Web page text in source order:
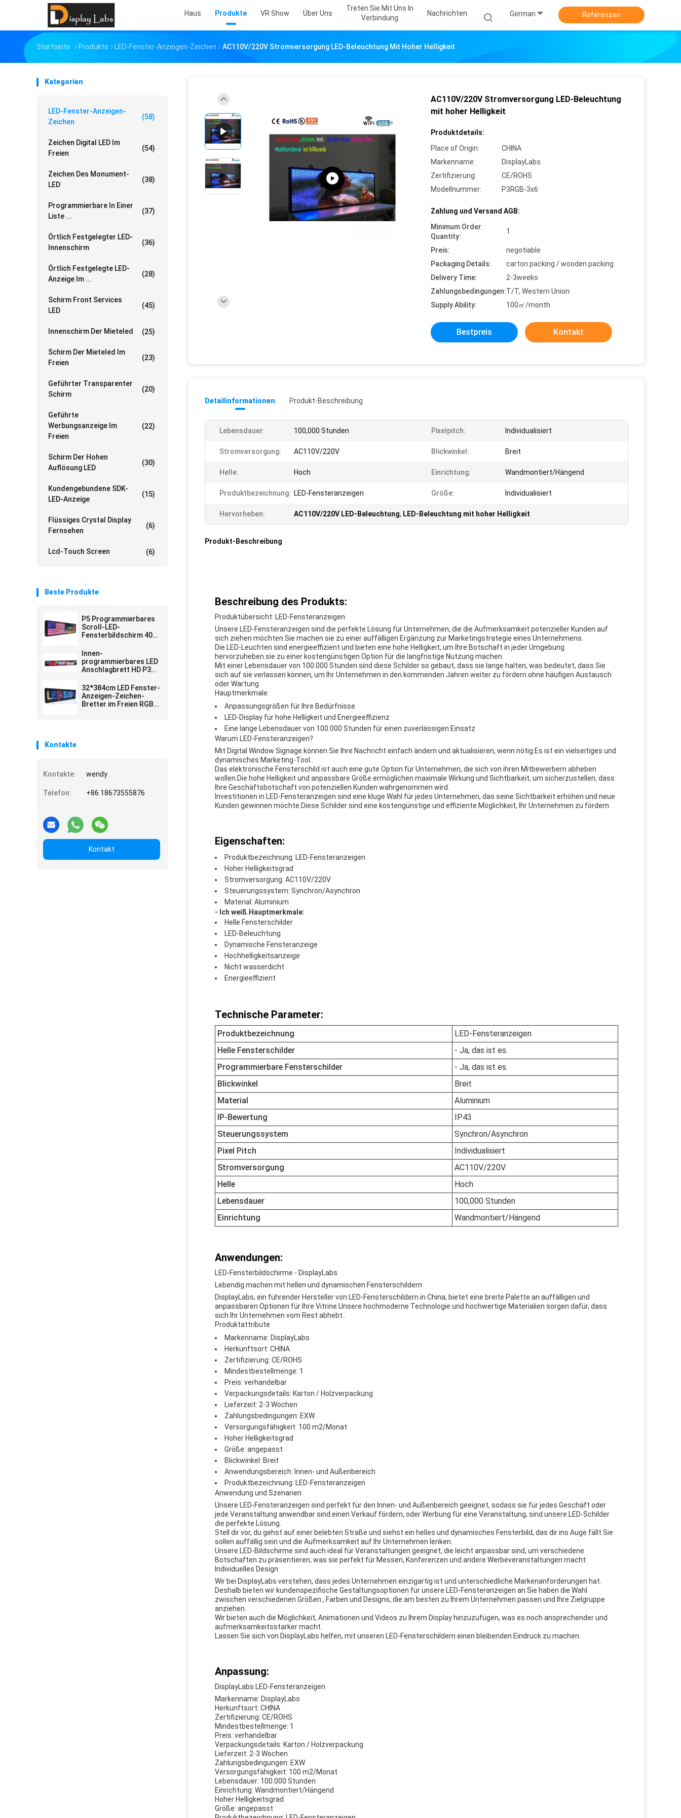
Haus Produkte VR Show Über Uns
Treten Sie Mit Uns In
Verbindung
Nachrichten German Referenzen
Startseite Produkte LED-Fenster-Anzeigen-Zeichen AC110V/220V Stromversorgung LED-Beleuchtung Mit Hoher Helligkeit
Kategorien
LED-Fenster-Anzeigen-
Zeichen
(58)
Zeichen Digital LED Im
Freien
(54)
Zeichen Des Monument-
LED
(38)
Programmierbare In Einer
Liste ...
(37)
Örtlich Festgelegter LED-
Innenschirm
(36)
Örtlich Festgelegte LED-
Anzeige Im ...
(28)
Schirm Front Services
LED
(45)
Innenschirm Der Mieteled (25)
Schirm Der Mieteled Im
Freien
(23)
Geführter Transparenter
Schirm
(20)
Geführte
Werbungsanzeige Im
Freien
(22)
Schirm Der Hohen
Auflösung LED
(30)
Kundengebundene SDK-
LED-Anzeige
(15)
Flüssiges Crystal Display
Fernsehen
(6)
Lcd-Touch Screen (6)
Beste Produkte
P5 Programmierbares
Scroll-LED-
Fensterbildschirm 40*8
Innen-
programmierbares LED
Anschlagbrett HD P3
32*384cm LED Fenster-
Anzeigen-Zeichen-
Bretter im Freien RGB
Kontakte
Kontakte: wendy
Telefon: +86 18673555876
Kontakt
AC110V/220V Stromversorgung LED-Beleuchtung
mit hoher Helligkeit
Produktdetails:
Place of Origin:
CHINA
Markenname:
DisplayLabs
Zertifizierung:
CE/ROHS
Modellnummer:
P3RGB-3x6
Zahlung und Versand AGB:
Minimum Order
Quantity:
1
Preis:
negotiable
Packaging Details:
carton packing / wooden packing
Delivery Time:
2-3weeks
Zahlungsbedingungen:T/T, Western Union
Supply Ability:
100㎡/month
Bestpreis Kontakt
Detailinformationen Produkt-Beschreibung
Lebensdauer: 100,000 Stunden Pixelpitch: Individualisiert
Stromversorgung: AC110V/220V Blickwinkel: Breit
Helle: Hoch Einrichtung: Wandmontiert/Hängend
Produktbezeichnung: LED-Fensteranzeigen Größe: Individualisiert
Hervorheben: AC110V/220V LED-Beleuchtung, LED-Beleuchtung mit hoher Helligkeit
Produkt-Beschreibung
Beschreibung des Produkts:
Produktübersicht: LED-Fensteranzeigen
Unsere LED-Fensteranzeigen sind die perfekte Lösung für Unternehmen, die die Aufmerksamkeit potenzieller Kunden auf
sich ziehen möchten.Sie machen sie zu einer auffälligen Ergänzung zur Marketingstrategie eines Unternehmens.
Die LED-Leuchten sind energieeffizient und bieten eine hohe Helligkeit, um Ihre Botschaft in jeder Umgebung
hervorzuheben.sie zu einer kostengünstigen Option für die langfristige Nutzung machen.
Mit einer Lebensdauer von 100.000 Stunden sind diese Schilder so gebaut, dass sie lange halten, was bedeutet, dass Sie
sich auf sie verlassen können, um Ihr Unternehmen in den kommenden Jahren weiter zu fördern.ohne häufigen Austausch
oder Wartung.
Hauptmerkmale:
Anpassungsgrößen für Ihre Bedürfnisse
LED-Display für hohe Helligkeit und Energieeffizienz
Eine lange Lebensdauer von 100.000 Stunden für einen zuverlässigen Einsatz
Warum LED-Fensteranzeigen?
Mit Digital Window Signage können Sie Ihre Nachricht einfach ändern und aktualisieren, wenn nötig.Es ist ein vielseitiges und
dynamisches Marketing-Tool..
Das elektronische Fensterschild ist auch eine gute Option für Unternehmen, die sich von ihren Mitbewerbern abheben
wollen.Die hohe Helligkeit und anpassbare Größe ermöglichen maximale Wirkung und Sichtbarkeit, um sicherzustellen, dass
Ihre Geschäftsbotschaft von potenziellen Kunden wahrgenommen wird.
Investitionen in LED-Fensteranzeigen sind eine kluge Wahl für jedes Unternehmen, das seine Sichtbarkeit erhöhen und neue
Kunden gewinnen möchte.Diese Schilder sind eine kostengünstige und effiziente Möglichkeit, Ihr Unternehmen zu fördern.
Eigenschaften:
Produktbezeichnung: LED-Fensteranzeigen
Hoher Helligkeitsgrad
Stromversorgung: AC110V/220V
Steuerungssystem: Synchron/Asynchron
Material: Aluminium
- Ich weiß. Hauptmerkmale:
Helle Fensterschilder
LED-Beleuchtung
Dynamische Fensteranzeige
Hochhelligkeitsanzeige
Nicht wasserdicht
Energieeffizient
Technische Parameter:
Produktbezeichnung
LED-Fensteranzeigen
Helle Fensterschilder
- Ja, das ist es.
Programmierbare Fensterschilder
- Ja, das ist es.
Blickwinkel
Breit
Material
Aluminium
IP-Bewertung
IP43
Steuerungssystem
Synchron/Asynchron
Pixel Pitch
Individualisiert
Stromversorgung
AC110V/220V
Helle
Hoch
Lebensdauer
100,000 Stunden
Einrichtung
Wandmontiert/Hängend
Anwendungen:
LED-Fensterbildschirme - DisplayLabs
Lebendig machen mit hellen und dynamischen Fensterschildern
DisplayLabs, ein führender Hersteller von LED-Fensterschildern in China, bietet eine breite Palette an auffälligen und
anpassbaren Optionen für Ihre Vitrine.Unsere hochmoderne Technologie und hochwertige Materialien sorgen dafür, dass
sich Ihr Unternehmen vom Rest abhebt..
Produktattribute
Markenname: DisplayLabs
Herkunftsort: CHINA
Zertifizierung: CE/ROHS
Mindestbestellmenge: 1
Preis: verhandelbar
Verpackungsdetails: Karton / Holzverpackung
Lieferzeit: 2-3 Wochen
Zahlungsbedingungen: EXW
Versorgungsfähigkeit: 100 m2/Monat
Hoher Helligkeitsgrad
Größe: angepasst
Blickwinkel: Breit
Anwendungsbereich: Innen- und Außenbereich
Produktbezeichnung: LED-Fensteranzeigen
Anwendung und Szenarien
Unsere LED-Fensteranzeigen sind perfekt für den Innen- und Außenbereich geeignet, sodass sie für jedes Geschäft oder
jede Veranstaltung anwendbar sind.einen Verkauf fördern, oder Werbung für eine Veranstaltung, sind unsere LED-Schilder
die perfekte Lösung.
Stell dir vor, du gehst auf einer belebten Straße und siehst ein helles und dynamisches Fensterbild, das dir ins Auge fällt.Sie
sollen auffällig sein und die Aufmerksamkeit auf Ihr Unternehmen lenken.
Unsere LED-Bildschirme sind auch ideal für Veranstaltungen geeignet, die leicht anpassbar sind, um verschiedene
Botschaften zu präsentieren, was sie perfekt für Messen, Konferenzen und andere Werbeveranstaltungen macht.
Individuelles Design
Wir bei DisplayLabs verstehen, dass jedes Unternehmen einzigartig ist und unterschiedliche Markenanforderungen hat.
Deshalb bieten wir kundenspezifische Gestaltungsoptionen für unsere LED-Fensteranzeigen an.Sie haben die Wahl
zwischen verschiedenen Größen., Farben und Designs, die am besten zu Ihrem Unternehmen passen und Ihre Zielgruppe
anziehen.
Wir bieten auch die Möglichkeit, Animationen und Videos zu Ihrem Display hinzuzufügen, was es noch ansprechender und
aufmerksamkeitsstarker macht.
Lassen Sie sich von DisplayLabs helfen, mit unseren LED-Fensterschildern einen bleibenden Eindruck zu machen.
Anpassung:
DisplayLabs LED-Fensteranzeigen
Markenname: DisplayLabs
Herkunftsort: CHINA
Zertifizierung: CE/ROHS
Mindestbestellmenge: 1
Preis: verhandelbar
Verpackungsdetails: Karton / Holzverpackung
Lieferzeit: 2-3 Wochen
Zahlungsbedingungen: EXW
Versorgungsfähigkeit: 100 m2/Monat
Lebensdauer: 100.000 Stunden
Einrichtung: Wandmontiert/Hängend
Hoher Helligkeitsgrad
Größe: angepasst